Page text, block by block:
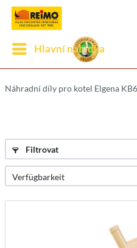
Hlavní nabídka
Náhradní díly pro kotel Elgena
Filtrovat